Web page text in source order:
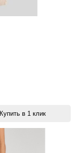
Купить в 1 клик